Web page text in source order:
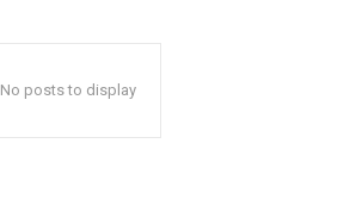
No posts to display